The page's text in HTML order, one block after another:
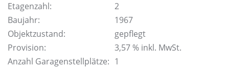
Etagenzahl:
2
Baujahr:
1967
Objektzustand:
gepflegt
Provision:
3,57 % inkl. MwSt.
Anzahl Garagenstellplätze: 1